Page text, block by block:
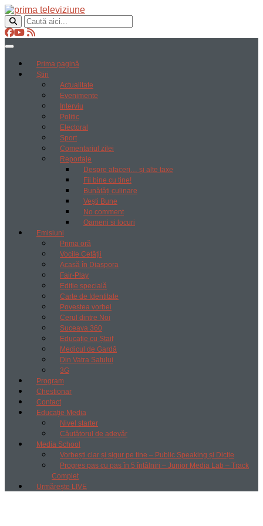
Prima pagină
Știri
Actualitate
Evenimente
Interviu
Politic
Electoral
Sport
Comentariul zilei
Reportaje
Despre afaceri… și alte taxe
Fii bine cu tine!
Bunătăți culinare
Vești Bune
No comment
Oameni si locuri
Emisiuni
Prima oră
Vocile Cetății
Acasă în Diaspora
Fair-Play
Ediție specială
Carte de Identitate
Povestea vorbei
Cerul dintre Noi
Suceava 360
Educație cu Ștaif
Medicul de Gardă
Din Vatra Satului
3G
Program
Chestionar
Contact
Educație Media
Nivel starter
Căutătorul de adevăr
Media School
Vorbești clar și sigur pe tine – Public Speaking și Dicție
Progres pas cu pas în 5 întâlniri – Junior Media Lab – Track
Complet
Urmărește LIVE